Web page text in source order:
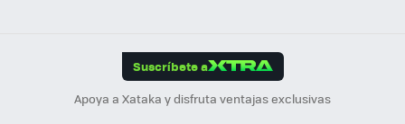
Suscríbete a
Apoya a Xataka y disfruta ventajas exclusivas